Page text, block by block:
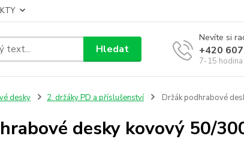
Hledat
Nevíte si
+420
7-15 hodina
desky 2. držáky PD a příslušenství Držák podhrabové
desky kovový 50/